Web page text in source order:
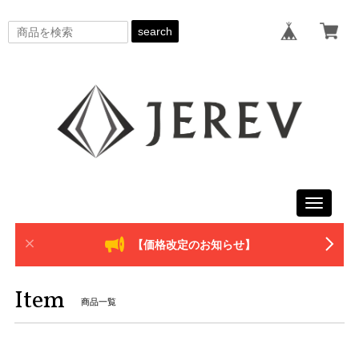
search
Toggle
【価格改定のお知らせ】
Item 商品一覧